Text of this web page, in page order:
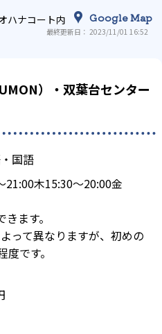
ハナコート内 Google Map
最終更新日： 2023/11/01 16:52
）・双葉台センター
国語
21:00木15:30〜20:00金
ます。
って異なりますが、初めの
です。